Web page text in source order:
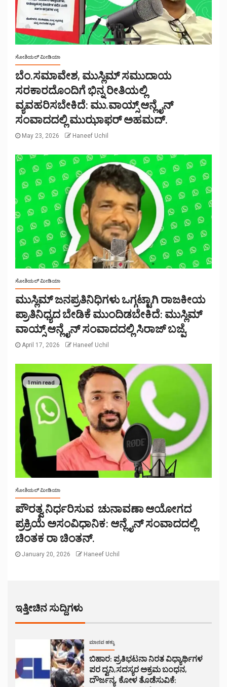
ಸೋಶಿಯಲ್ ಮೀಡಿಯಾ
ಬೆಂ.ಸಮಾವೇಶ, ಮುಸ್ಲಿಮ್ ಸಮುದಾಯ
ಸರಕಾರದೊಂದಿಗೆ ಭಿನ್ನ ರೀತಿಯಲ್ಲಿ
ವ್ಯವಹರಿಸಬೇಕಿದೆ: ಮು.ವಾಯ್ಸ್ ಆನ್ಲೈನ್
ಸಂವಾದದಲ್ಲಿ ಮುಝಾಫರ್ ಅಹಮದ್.
May 23, 2026 Haneef Uchil
ಸೋಶಿಯಲ್ ಮೀಡಿಯಾ
ಮುಸ್ಲಿಮ್ ಜನಪ್ರತಿನಿಧಿಗಳು ಒಗ್ಗಟ್ಟಾಗಿ ರಾಜಕೀಯ
ಪ್ರಾತಿನಿಧ್ಯದ ಬೇಡಿಕೆ ಮುಂದಿಡಬೇಕಿದೆ: ಮುಸ್ಲಿಮ್
ವಾಯ್ಸ್ ಆನ್ಲೈನ್ ಸಂವಾದದಲ್ಲಿ ಸಿರಾಜ್ ಬಜ್ಪೆ.
April 17, 2026 Haneef Uchil
1 min read
ಸೋಶಿಯಲ್ ಮೀಡಿಯಾ
ಪೌರತ್ವ ನಿರ್ಧರಿಸುವ ಚುನಾವಣಾ ಆಯೋಗದ
ಪ್ರಕ್ರಿಯೆ ಅಸಂವಿಧಾನಿಕ: ಆನ್ಲೈನ್ ಸಂವಾದದಲ್ಲಿ
ಚಿಂತಕ ರಾ ಚಿಂತನ್.
January 20, 2026 Haneef Uchil
ಇತ್ತೀಚಿನ ಸುದ್ದಿಗಳು
ಮಾನವ ಹಕ್ಕು
ಬಿಹಾರ: ಪ್ರತಿಭಟನಾ ನಿರತ ವಿಧ್ಯಾರ್ಥಿಗಳ
ಪರ ದ್ವನಿ,ಸದಸ್ಯರ ಅಕ್ರಮ ಬಂಧನ,
ದೌರ್ಜನ್ಯ, ಕೋಳ ತೊಡೆಸುವಿಕೆ: